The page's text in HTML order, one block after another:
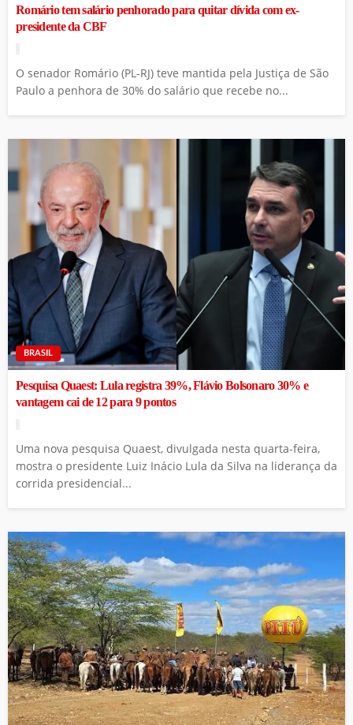
Romário tem salário penhorado para quitar dívida com ex-
presidente da CBF
O senador Romário (PL-RJ) teve mantida pela Justiça de São
Paulo a penhora de 30% do salário que recebe no...
BRASIL
Pesquisa Quaest: Lula registra 39%, Flávio Bolsonaro 30% e
vantagem cai de 12 para 9 pontos
Uma nova pesquisa Quaest, divulgada nesta quarta-feira,
mostra o presidente Luiz Inácio Lula da Silva na liderança da
corrida presidencial...